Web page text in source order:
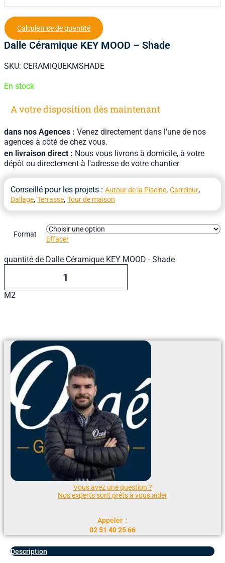
Calculatrice de quantité
Dalle Céramique KEY MOOD – Shade
SKU: CERAMIQUEKMSHADE
En stock
A votre disposition dès maintenant
dans nos Agences : Venez directement dans l'une de nos
agences à côté de chez vous.
en livraison direct : Nous vous livrons à domicile, à votre
dépôt ou directement à l'adresse de votre chantier
Conseillé pour les projets : Autour de la Piscine, Carreleur,
Dallage, Terrasse, Tour de maison
Format
Effacer
quantité de Dalle Céramique KEY MOOD - Shade
M2
Vous avez une question ?
Nos experts sont prêts à vous aider
Appeler :
02 51 40 25 66
Description